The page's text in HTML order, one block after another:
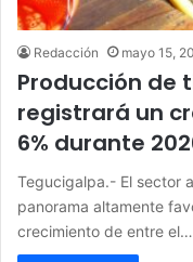
Redacción mayo 15,
Producción de
registrará un
6% durante
Tegucigalpa.- El sector
panorama altamente
crecimiento de entre el…